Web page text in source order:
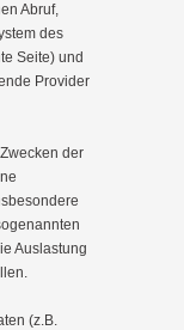
Abruf,
des
Seite) und
Provider
der
Auslastung
(z.B.